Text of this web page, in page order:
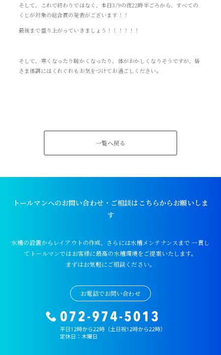
そして、これで終わりではなく、本日3/9の夜22時半ごろから、すべての
くじが対象の総合賞の発表がございます！！
最後まで盛り上がっていきましょう！！！！！！
そして、寒くなったり暖かくなったり、体がおかしくなりそうですが、皆
さま体調にはくれぐれもお気をつけてお過ごしください。
一覧へ戻る
トールマンへのお問い合わせ・ご相談はこちらからお願いしま
す
水槽の設置からレイアウトの作成、さらには水槽メンテナンスまで 一貫し
てトールマンではお客様に最高の水槽環境をご提案いたします。
まずはお気軽にご相談ください。
お電話でお問い合わせ